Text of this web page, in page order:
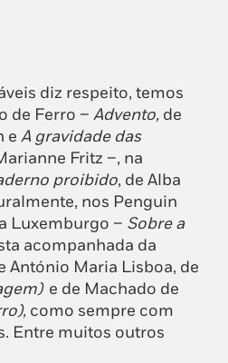
diz respeito, temos
de Ferro – Advento, de
e A gravidade das
Fritz –, na
proibido, de Alba
nos Penguin
Luxemburgo – Sobre a
acompanhada da
António Maria Lisboa, de
e de Machado de
como sempre com
Entre muitos outros